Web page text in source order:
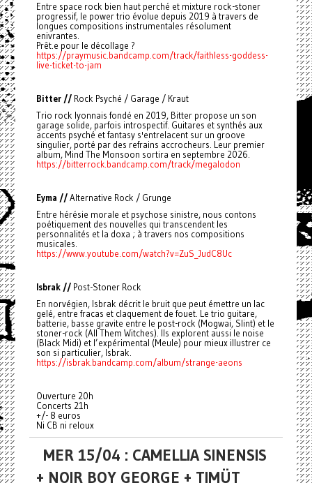
Entre space rock bien haut perché et mixture rock-stoner
progressif, le power trio évolue depuis 2019 à travers de
longues compositions instrumentales résolument
enivrantes.
Prêt.e pour le décollage ?
https://praymusic.bandcamp.com/track/faithless-goddess-
live-ticket-to-jam
Bitter // Rock Psyché / Garage / Kraut
Trio rock lyonnais fondé en 2019, Bitter propose un son
garage solide, parfois introspectif. Guitares et synthés aux
accents psyché et fantasy s'entrelacent sur un groove
singulier, porté par des refrains accrocheurs. Leur premier
album, Mind The Monsoon sortira en septembre 2026.
https://bitterrock.bandcamp.com/track/megalodon
Eyma //Alternative Rock / Grunge
Entre hérésie morale et psychose sinistre, nous contons
poétiquement des nouvelles qui transcendent les
personnalités et la doxa ; à travers nos compositions
musicales.
https://www.youtube.com/watch?v=ZuS_JudC8Uc
Isbrak // Post-Stoner Rock
En norvégien, Isbrak décrit le bruit que peut émettre un lac
gelé, entre fracas et claquement de fouet. Le trio guitare,
batterie, basse gravite entre le post-rock (Mogwai, Slint) et le
stoner-rock (All Them Witches). Ils explorent aussi le noise
(Black Midi) et l’expérimental (Meule) pour mieux illustrer ce
son si particulier, Isbrak.
https://isbrak.bandcamp.com/album/strange-aeons
Ouverture 20h
Concerts 21h
+/- 8 euros
Ni CB ni reloux
MER 15/04 : CAMELLIA SINENSIS
+ NOIR BOY GEORGE + TIMÜT